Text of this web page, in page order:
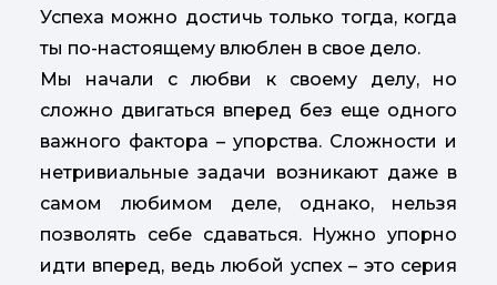
Успеха можно достичь только тогда, когда
ты по-настоящему влюблен в свое дело.
Мы начали с любви к своему делу, но
сложно двигаться вперед без еще одного
важного фактора – упорства. Сложности и
нетривиальные задачи возникают даже в
самом любимом деле, однако, нельзя
позволять себе сдаваться. Нужно упорно
идти вперед, ведь любой успех – это серия